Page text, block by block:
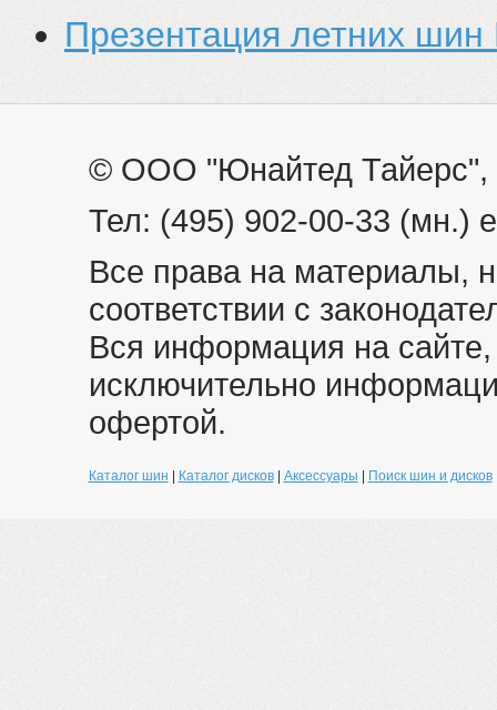
Презентация летних шин
© ООО "Юнайтед Тайерс",
Тел: (495) 902-00-33 (мн.)
Все права на материалы,
соответствии с
Вся информация на
исключительно
офертой.
Каталог шин Каталог дисков| Аксессуары Поиск шин и дисков